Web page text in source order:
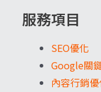
服務項目
SEO優化
Google關
內容行銷